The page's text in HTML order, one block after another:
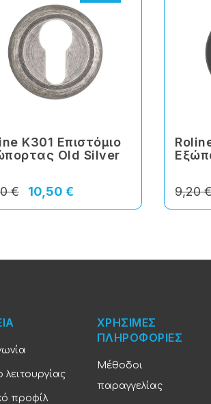
Κ301 Επιστόμιο
Old Silver
10,50 €
€ 9,20
προφίλ
ΧΡΗΣΙΜΕΣ
ΠΛΗΡΟΦΟΡΙΕΣ
Μέθοδοι
παραγγελίας